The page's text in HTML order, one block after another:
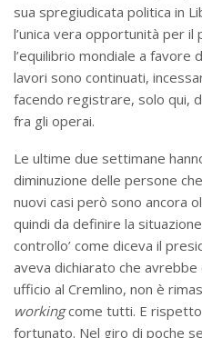
sua spregiudicata politica in
l’unica vera opportunità per
l’equilibrio mondiale a favore
lavori sono continuati,
facendo registrare, solo qui,
fra gli operai.
Le ultime due settimane
diminuzione delle persone
nuovi casi però sono ancora
quindi da definire la
controllo’ come diceva il
aveva dichiarato che
ufficio al Cremlino, non è
workingcome tutti. E
fortunato. Nel giro di poche